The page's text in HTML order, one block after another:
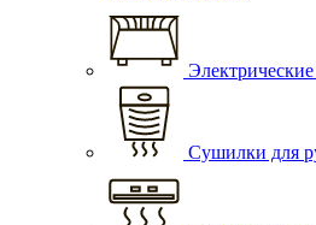
Сушилки для